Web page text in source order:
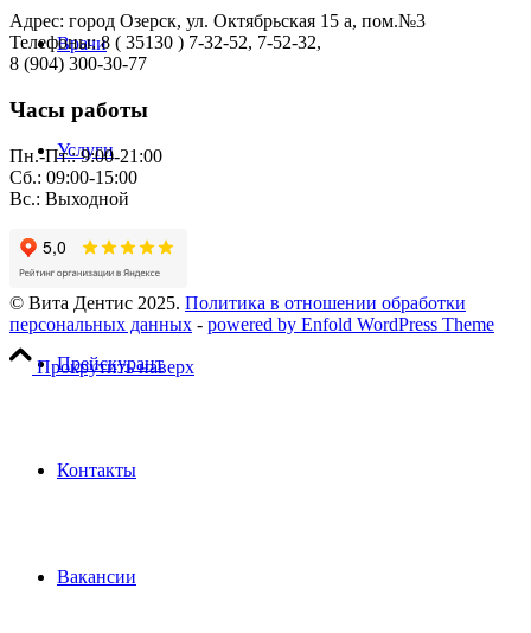
Врачи
Услуги
Пациентам
Прейскурант
Контакты
Вакансии
Адрес: город Озерск, ул. Октябрьская 15 а, пом.№3
Телефоны: 8 ( 35130 ) 7-32-52, 7-52-32,
8 (904) 300-30-77
Часы работы
Пн.-Пт.: 9:00-21:00
Сб.: 09:00-15:00
Вс.: Выходной
© Вита Дентис 2025. Политика в отношении обработки
персональных данных - powered by Enfold WordPress Theme
Прокрутить наверх